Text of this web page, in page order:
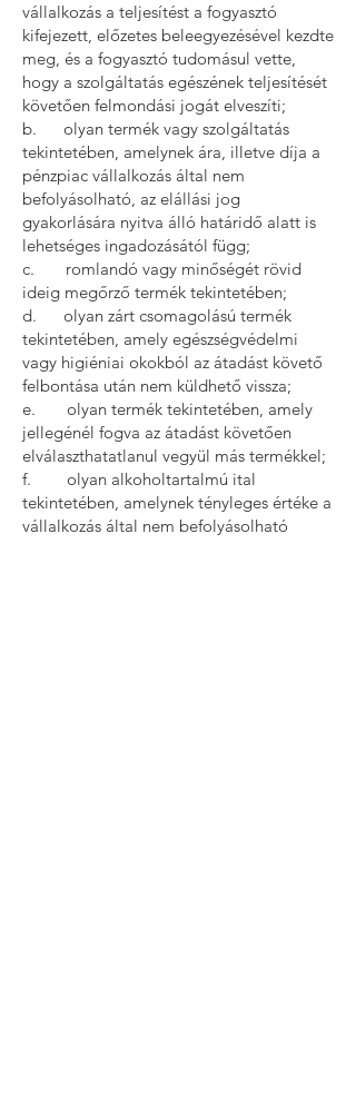
vállalkozás a teljesítést a fogyasztó
kifejezett, előzetes beleegyezésével kezdte
meg, és a fogyasztó tudomásul vette,
hogy a szolgáltatás egészének teljesítését
követően felmondási jogát elveszíti;
b. olyan termék vagy szolgáltatás
tekintetében, amelynek ára, illetve díja a
pénzpiac vállalkozás által nem
befolyásolható, az elállási jog
gyakorlására nyitva álló határidő alatt is
lehetséges ingadozásától függ;
c. romlandó vagy minőségét rövid
ideig megőrző termék tekintetében;
d. olyan zárt csomagolású termék
tekintetében, amely egészségvédelmi
vagy higiéniai okokból az átadást követő
felbontása után nem küldhető vissza;
e. olyan termék tekintetében, amely
jellegénél fogva az átadást követően
elválaszthatatlanul vegyül más termékkel;
f. olyan alkoholtartalmú ital
tekintetében, amelynek tényleges értéke a
vállalkozás által nem befolyásolható